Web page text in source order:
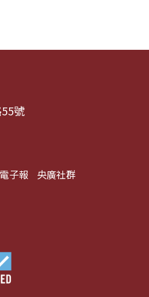
號
子報 央廣社群